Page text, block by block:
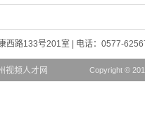
西路133号201室 | 电话：0577-
视频人才网 Copyright ©